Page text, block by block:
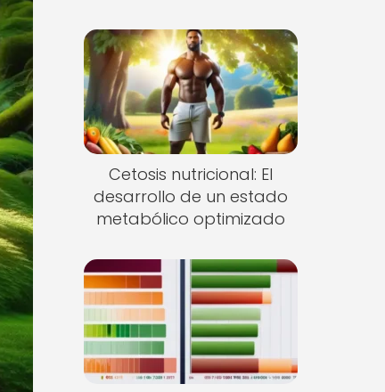
Cetosis nutricional: El
desarrollo de un estado
metabólico optimizado